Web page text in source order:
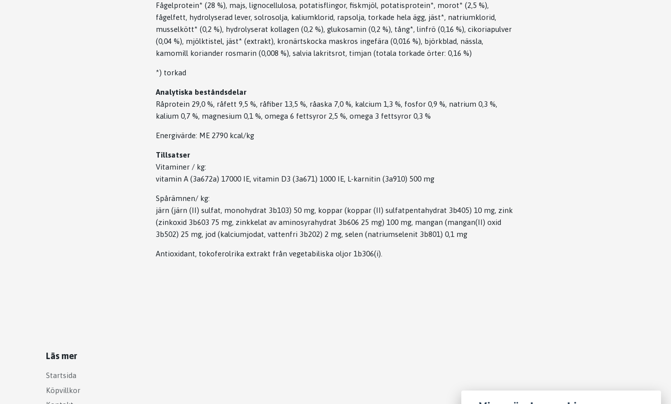
Fågelprotein* (28 %), majs, lignocellulosa, potatisflingor, fiskmjöl, potatisprotein*, morot* (2,5 %),
fågelfett, hydrolyserad lever, solrosolja, kaliumklorid, rapsolja, torkade hela ägg, jäst*, natriumklorid,
musselkött* (0,2 %), hydrolyserat kollagen (0,2 %), glukosamin (0,2 %), tång*, linfrö (0,16 %), cikoriapulver
(0,04 %), mjölktistel, jäst* (extrakt), kronärtskocka maskros ingefära (0,016 %), björkblad, nässla,
kamomill koriander rosmarin (0,008 %), salvia lakritsrot, timjan (totala torkade örter: 0,16 %)
*) torkad
Analytiska beståndsdelar
Råprotein 29,0 %, råfett 9,5 %, råfiber 13,5 %, råaska 7,0 %, kalcium 1,3 %, fosfor 0,9 %, natrium 0,3 %,
kalium 0,7 %, magnesium 0,1 %, omega 6 fettsyror 2,5 %, omega 3 fettsyror 0,3 %
Energivärde: ME 2790 kcal/kg
Tillsatser
Vitaminer / kg:
vitamin A (3a672a) 17000 IE, vitamin D3 (3a671) 1000 IE, L-karnitin (3a910) 500 mg
Spårämnen/ kg:
järn (järn (II) sulfat, monohydrat 3b103) 50 mg, koppar (koppar (II) sulfatpentahydrat 3b405) 10 mg, zink
(zinkoxid 3b603 75 mg, zinkkelat av aminosyrahydrat 3b606 25 mg) 100 mg, mangan (mangan(II) oxid
3b502) 25 mg, jod (kalciumjodat, vattenfri 3b202) 2 mg, selen (natriumselenit 3b801) 0,1 mg
Antioxidant, tokoferolrika extrakt från vegetabiliska oljor 1b306(i).
Läs mer
Startsida
Köpvillkor